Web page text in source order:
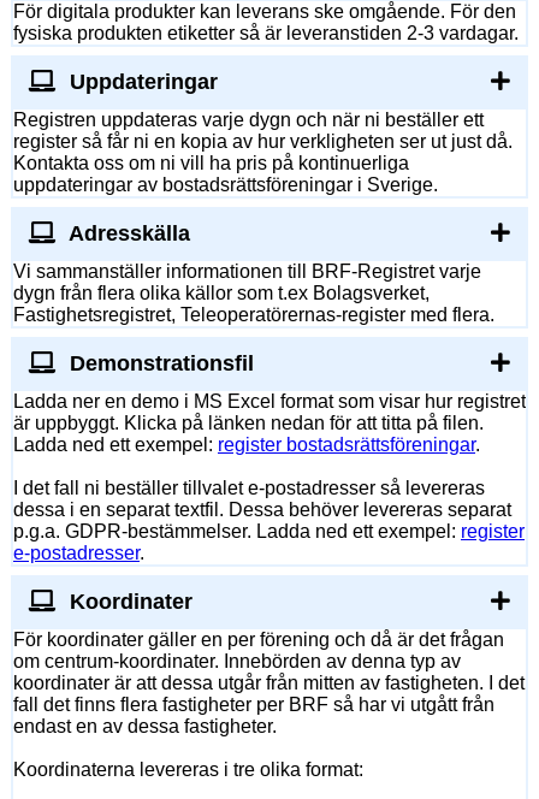
För digitala produkter kan leverans ske omgående. För den
fysiska produkten etiketter så är leveranstiden 2-3 vardagar.
Uppdateringar
Registren uppdateras varje dygn och när ni beställer ett
register så får ni en kopia av hur verkligheten ser ut just då.
Kontakta oss om ni vill ha pris på kontinuerliga
uppdateringar av bostadsrättsföreningar i Sverige.
Adresskälla
Vi sammanställer informationen till BRF-Registret varje
dygn från flera olika källor som t.ex Bolagsverket,
Fastighetsregistret, Teleoperatörernas-register med flera.
Demonstrationsfil
Ladda ner en demo i MS Excel format som visar hur registret
är uppbyggt. Klicka på länken nedan för att titta på filen.
Ladda ned ett exempel: register bostadsrättsföreningar.
I det fall ni beställer tillvalet e-postadresser så levereras
dessa i en separat textfil. Dessa behöver levereras separat
p.g.a. GDPR-bestämmelser. Ladda ned ett exempel: register
e-postadresser.
Koordinater
För koordinater gäller en per förening och då är det frågan
om centrum-koordinater. Innebörden av denna typ av
koordinater är att dessa utgår från mitten av fastigheten. I det
fall det finns flera fastigheter per BRF så har vi utgått från
endast en av dessa fastigheter.
Koordinaterna levereras i tre olika format: